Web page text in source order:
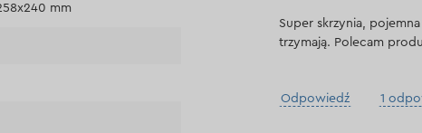
mm
Super skrzynia,
trzymają. Polecam
Odpowiedź 1